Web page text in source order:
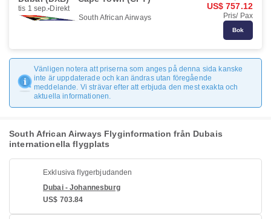
tis 1 sep. Direkt
South African Airways
US$ 757.12
Pris/ Pax
Bok
Vänligen notera att priserna som anges på denna sida kanske
inte är uppdaterade och kan ändras utan föregående
meddelande. Vi strävar efter att erbjuda den mest exakta och
aktuella informationen.
South African Airways Flyginformation från Dubais
internationella flygplats
Exklusiva flygerbjudanden
Dubai - Johannesburg
US$ 703.84